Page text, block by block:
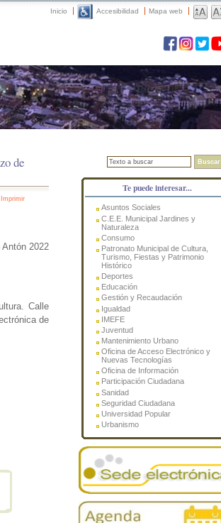
Inicio Accesibilidad Mapa web
de
Imprimir
2022
Calle
de
Buscar
Te puede interesar...
Asuntos Sociales
C.E.E. Municipal Jardines y
Naturaleza
Consumo
Patronato Municipal de Cultura,
Turismo, Fiestas y Patrimonio
Histórico
Deportes
Educación
Gestión y Recaudación
Igualdad
IMEFE
Juventud
Mantenimiento Urbano
Oficina de Acceso Electrónico y
Nuevas Tecnologías
Oficina de Información
Participación Ciudadana
Sanidad
Seguridad Ciudadana
Universidad Popular
Urbanismo